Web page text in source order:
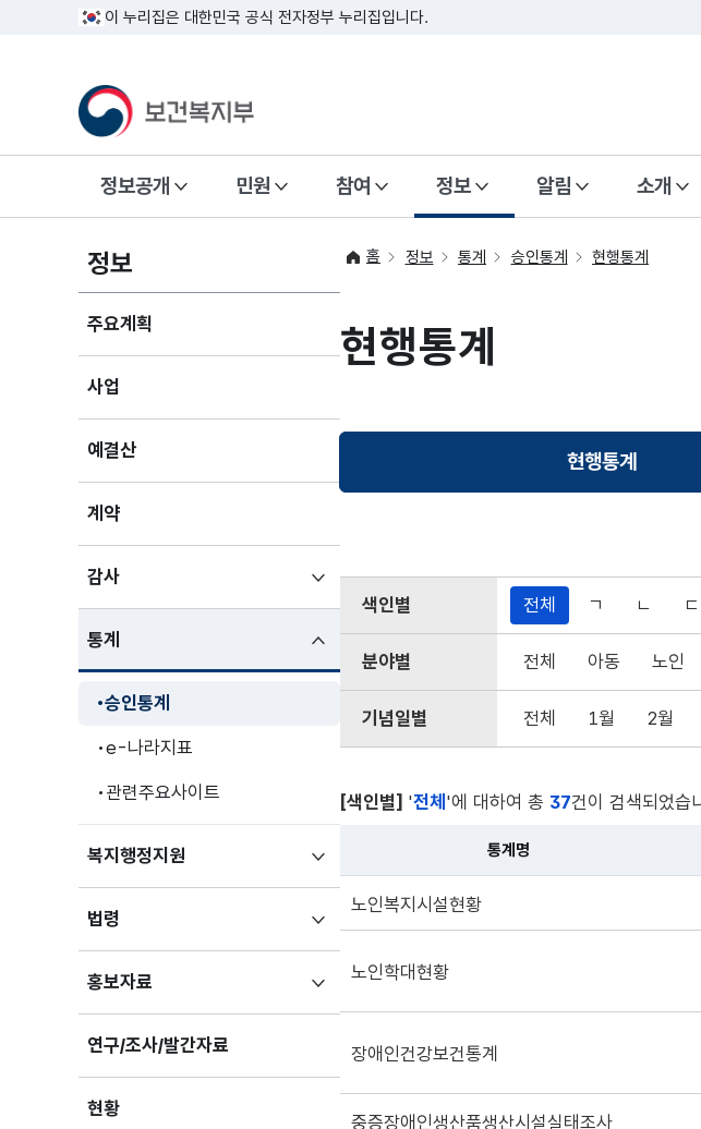
이 누리집은 대한민국 공식 전자정부 누리집입니다.
정보공개 민원 참여 정보 알림 소개
정보
주요계획
사업
예결산
계약
감사하위메뉴
펼치기
통계
펼친상태
승인통계
e-나라지표
관련주요사이트
복지행정지원
펼치기
법령
펼치기
홍보자료
펼치기
연구/조사/발간자료
현황
홈 정보 통계 승인통계 현행통계
현행통계
현행통계
선택됨
검색색인별
전체
선택됨
ㄱ ㄴ ㄷ
분야별 전체 아동 노인
기념일별 전체 1월 2월
[색인별] '전체 '에 대하여 총 37건이 검색되었습
통계명
노인복지시설현황
노인학대현황
장애인건강보건통계
중증장애인생산품생산시설실태조사